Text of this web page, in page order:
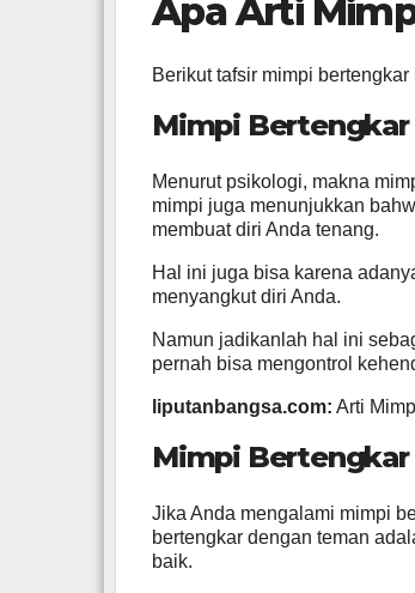
Apa Arti
Berikut tafsir mimpi
Mimpi Bertengkar
Menurut psikologi, makna
mimpi juga menunjukkan
membuat diri Anda tenang.
Hal ini juga bisa karena
menyangkut diri Anda.
Namun jadikanlah hal ini
pernah bisa mengontrol
liputanbangsa.com: Arti
Mimpi
Jika Anda mengalami mimpi
bertengkar dengan teman
baik.